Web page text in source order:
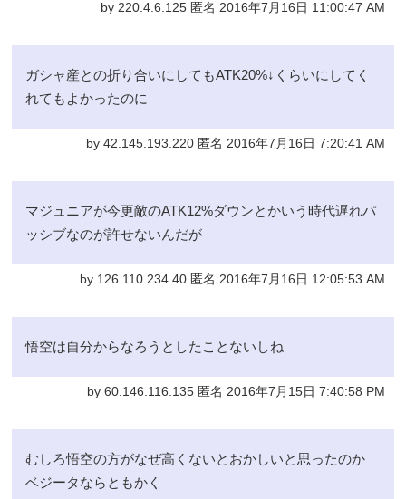
by 220.4.6.125 匿名 2016年7月16日 11:00:47 AM
ガシャ産との折り合いにしてもATK20%↓くらいにしてく
れてもよかったのに
by 42.145.193.220 匿名 2016年7月16日 7:20:41 AM
マジュニアが今更敵のATK12%ダウンとかいう時代遅れパ
ッシブなのが許せないんだが
by 126.110.234.40 匿名 2016年7月16日 12:05:53 AM
悟空は自分からなろうとしたことないしね
by 60.146.116.135 匿名 2016年7月15日 7:40:58 PM
むしろ悟空の方がなぜ高くないとおかしいと思ったのか
ベジータならともかく